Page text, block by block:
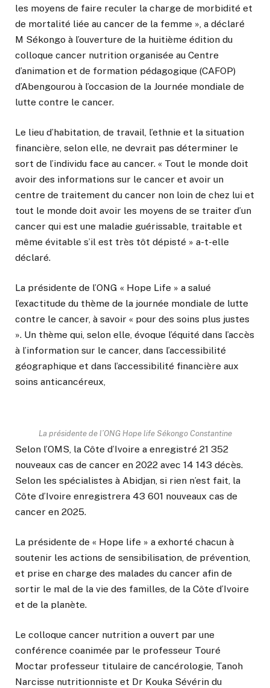
les moyens de faire reculer la charge de morbidité et
de mortalité liée au cancer de la femme », a déclaré
M Sékongo à l’ouverture de la huitième édition du
colloque cancer nutrition organisée au Centre
d’animation et de formation pédagogique (CAFOP)
d’Abengourou à l’occasion de la Journée mondiale de
lutte contre le cancer.
Le lieu d’habitation, de travail, l’ethnie et la situation
financière, selon elle, ne devrait pas déterminer le
sort de l’individu face au cancer. « Tout le monde doit
avoir des informations sur le cancer et avoir un
centre de traitement du cancer non loin de chez lui et
tout le monde doit avoir les moyens de se traiter d’un
cancer qui est une maladie guérissable, traitable et
même évitable s’il est très tôt dépisté » a-t-elle
déclaré.
La présidente de l’ONG « Hope Life » a salué
l’exactitude du thème de la journée mondiale de lutte
contre le cancer, à savoir « pour des soins plus justes
». Un thème qui, selon elle, évoque l’équité dans l’accès
à l’information sur le cancer, dans l’accessibilité
géographique et dans l’accessibilité financière aux
soins anticancéreux,
La présidente de l’ONG Hope life Sékongo Constantine
Selon l’OMS, la Côte d’Ivoire a enregistré 21 352
nouveaux cas de cancer en 2022 avec 14 143 décès.
Selon les spécialistes à Abidjan, si rien n’est fait, la
Côte d’Ivoire enregistrera 43 601 nouveaux cas de
cancer en 2025.
La présidente de « Hope life » a exhorté chacun à
soutenir les actions de sensibilisation, de prévention,
et prise en charge des malades du cancer afin de
sortir le mal de la vie des familles, de la Côte d’Ivoire
et de la planète.
Le colloque cancer nutrition a ouvert par une
conférence coanimée par le professeur Touré
Moctar professeur titulaire de cancérologie, Tanoh
Narcisse nutritionniste et Dr Kouka Sévérin du